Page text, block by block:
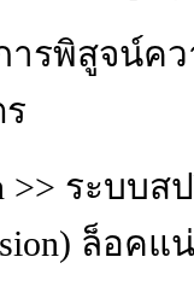
การพิสูจน์
>> ระบบ
ล็อค